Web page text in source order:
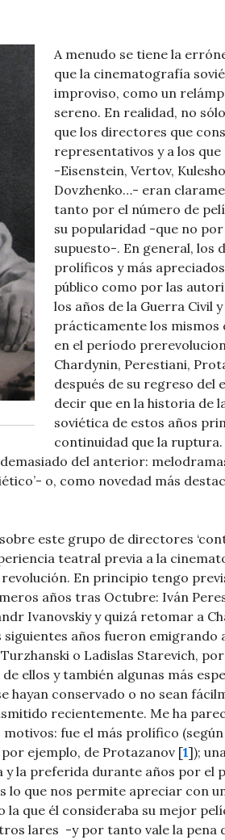
A menudo se tiene la
que la cinematografía
improviso, como un
sereno. En realidad, no
que los directores que
representativos y a los
-Eisenstein, Vertov,
Dovzhenko…- eran
tanto por el número de
su popularidad -que no
supuesto-. En general, los
prolíficos y más
público como por las
los años de la Guerra Civil
prácticamente los mismos
en el período
Chardynin, Perestiani,
después de su regreso del
decir que en la historia de
soviética de estos años
continuidad que la
del anterior:
o, como novedad más
este grupo de directores
teatral previa a la
En principio tengo
años tras Octubre: Iván
Ivanovskiy y quizá retomar a
años fueron emigrando
o Ladislas Starevich,
ellos y también algunas más
hayan conservado o no sean
recientemente. Me ha
fue el más prolífico (según
por ejemplo, de Protazanov [1]);
y la preferida durante años por el
lo que nos permite apreciar con
que él consideraba su mejor
lares -y por tanto vale la pena